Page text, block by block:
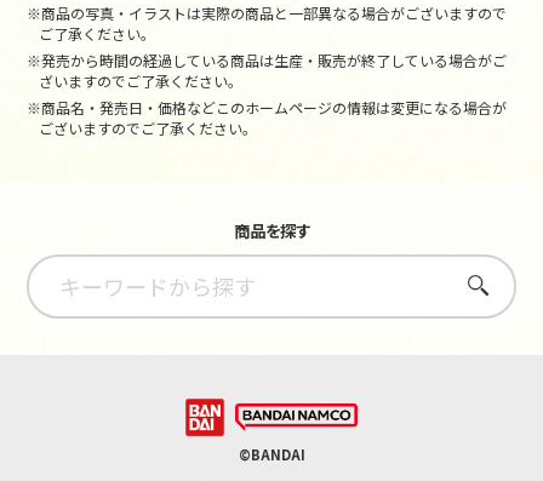
※商品の写真・イラストは実際の商品と一部異なる場合がございますので
ご了承ください。
※発売から時間の経過している商品は生産・販売が終了している場合がご
ざいますのでご了承ください。
※商品名・発売日・価格などこのホームページの情報は変更になる場合が
ございますのでご了承ください。
商品を探す
さがす
©BANDAI